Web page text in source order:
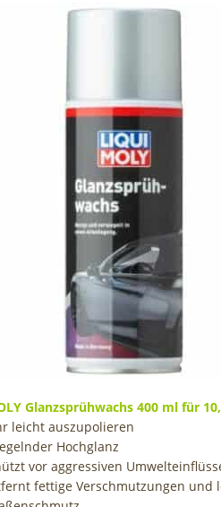
Glanzsprühwachs 400 ml für
leicht auszupolieren
Hochglanz
vor aggressiven
fettige Verschmutzungen und
📲 Samsung
|